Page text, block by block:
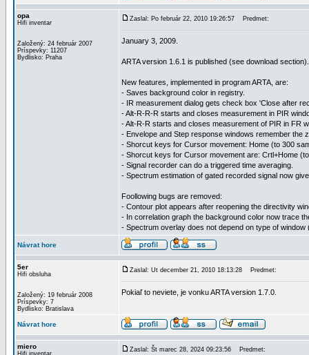
opa
Hifi inventar
Založený: 24 február 2007
Príspevky: 11207
Bydlisko: Praha
Zaslal: Po február 22, 2010 19:26:57 Predmet:
January 3, 2009.
ARTA version 1.6.1 is published (see download section).
New features, implemented in program ARTA, are:
- Saves background color in registry.
- IR measurement dialog gets check box 'Close after
- Alt-R-R-R starts and closes measurement in PIR
- Alt-R-R starts and closes measurement of PIR in FR
- Envelope and Step response windows remember the
- Shorcut keys for Cursor movement: Home (to 300
- Shorcut keys for Cursor movement are: Crtl+Home
- Signal recorder can do a triggered time averaging.
- Spectrum estimation of gated recorded signal now
Foollowing bugs are removed:
- Contour plot appears after reopening the directivity
- In correlation graph the background color now trace
- Spectrum overlay does not depend on type of
Návrat hore
5er
Hifi obsluha
Založený: 19 február 2008
Príspevky: 7
Bydlisko: Bratislava
Zaslal: Ut december 21, 2010 18:13:28 Predmet:
Pokiaľ to neviete, je vonku ARTA version 1.7.0.
Návrat hore
miero
Hifi inventar
Zaslal: Št marec 28, 2024 09:23:56 Predmet: